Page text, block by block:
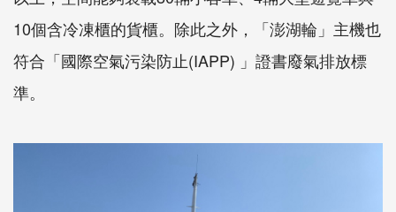
10個含冷凍櫃的貨櫃。除此之外，「澎湖輪」主機也
符合「國際空氣污染防止(IAPP) 」證書廢氣排放標
準。